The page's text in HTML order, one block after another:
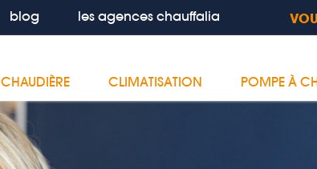
blog les agences chauffalia
CHAUDIÈRE CLIMATISATION POMPE À